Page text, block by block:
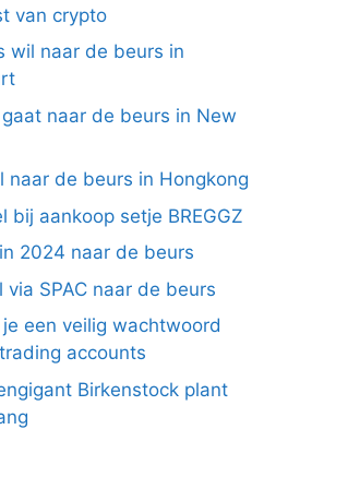
van crypto
wil naar de beurs in
naar de beurs in New
naar de beurs in Hongkong
bij aankoop setje BREGGZ
2024 naar de beurs
via SPAC naar de beurs
een veilig wachtwoord
accounts
Birkenstock plant